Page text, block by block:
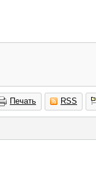
Печать RSS